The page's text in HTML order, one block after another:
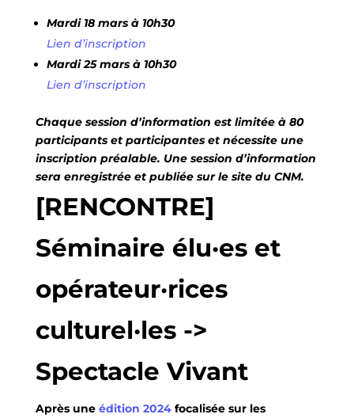
Mardi 18 mars à 10h30
Lien d’inscription
Mardi 25 mars à 10h30
Lien d’inscription
Chaque session d’information est limitée à 80
participants et participantes et nécessite une
inscription préalable. Une session d’information
sera enregistrée et publiée sur le site du CNM.
[RENCONTRE]
Séminaire élu·es et
opérateur·rices
culturel·les ->
Spectacle Vivant
Après une édition 2024focalisée sur les